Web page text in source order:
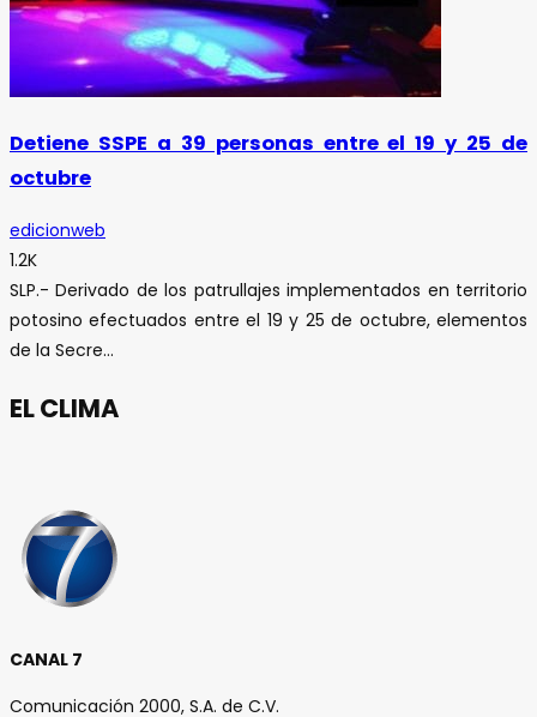
Detiene SSPE a 39 personas entre el 19 y 25 de
octubre
edicionweb
1.2K
SLP.- Derivado de los patrullajes implementados en territorio
potosino efectuados entre el 19 y 25 de octubre, elementos
de la Secre...
EL CLIMA
CANAL 7
Comunicación 2000, S.A. de C.V.